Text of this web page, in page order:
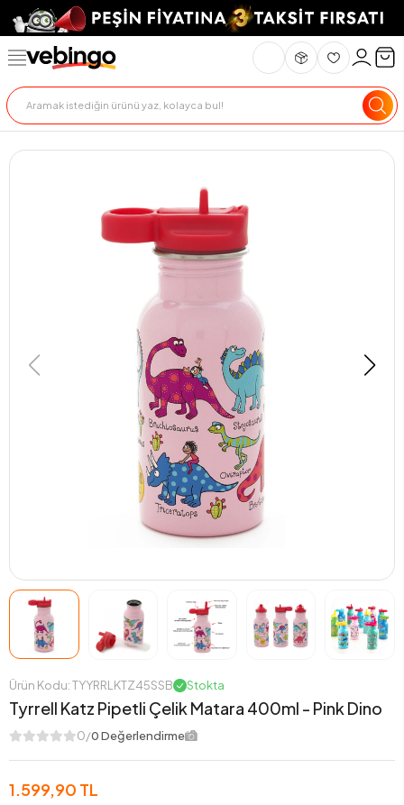
Ürün Kodu: TYYRRLKTZ45SSB Stokta
Tyrrell Katz Pipetli Çelik Matara 400ml - Pink Dino
0/0 Değerlendirme
1.599,90 TL
Genel Bakış Ürün Açıklaması Teknik Özellikler Teslimat Ve İade